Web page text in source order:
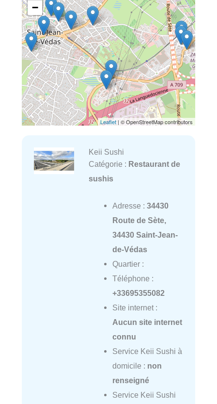
−
Leaflet | © OpenStreetMap contributors
Keii Sushi
Catégorie : Restaurant de
sushis
Adresse : 34430
Route de Sète,
34430 Saint-Jean-
de-Védas
Quartier :
Téléphone :
+33695355082
Site internet :
Aucun site internet
connu
Service Keii Sushi à
domicile : non
renseigné
Service Keii Sushi